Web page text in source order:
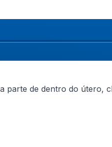
parte de dentro do